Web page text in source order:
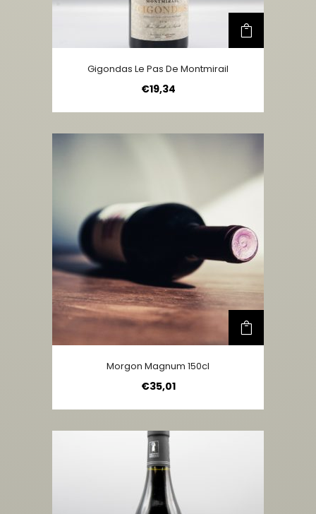
Gigondas Le Pas De Montmirail
€19,34
Morgon Magnum 150cl
€35,01